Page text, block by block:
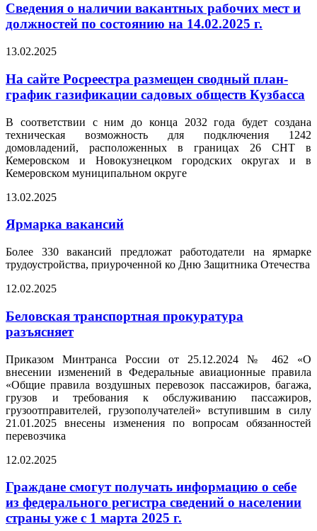
Сведения о наличии вакантных рабочих мест и
должностей по состоянию на 14.02.2025 г.
13.02.2025
На сайте Росреестра размещен сводный план-
график газификации садовых обществ Кузбасса
В соответствии с ним до конца 2032 года будет создана
техническая возможность для подключения 1242
домовладений, расположенных в границах 26 СНТ в
Кемеровском и Новокузнецком городских округах и в
Кемеровском муниципальном округе
13.02.2025
Ярмарка вакансий
Более 330 вакансий предложат работодатели на ярмарке
трудоустройства, приуроченной ко Дню Защитника Отечества
12.02.2025
Беловская транспортная прокуратура
разъясняет
Приказом Минтранса России от 25.12.2024 № 462 «О
внесении изменений в Федеральные авиационные правила
«Общие правила воздушных перевозок пассажиров, багажа,
грузов и требования к обслуживанию пассажиров,
грузоотправителей, грузополучателей» вступившим в силу
21.01.2025 внесены изменения по вопросам обязанностей
перевозчика
12.02.2025
Граждане смогут получать информацию о себе
из федерального регистра сведений о населении
страны уже с 1 марта 2025 г.